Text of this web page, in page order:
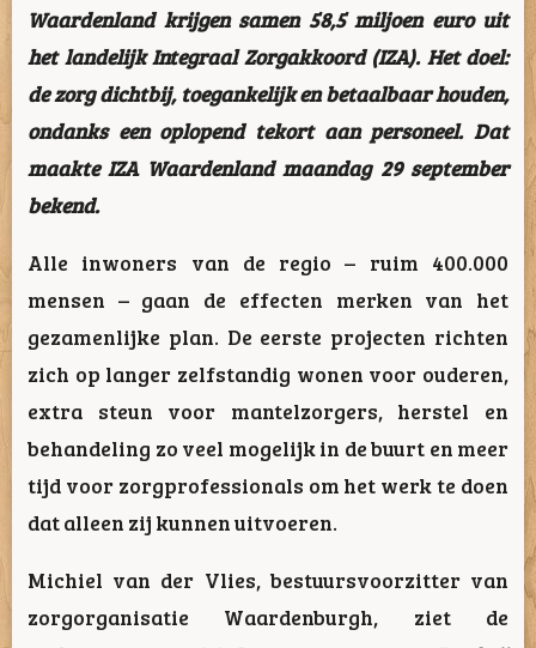
Waardenland krijgen samen 58,5 miljoen euro uit
het landelijk Integraal Zorgakkoord (IZA). Het doel:
de zorg dichtbij, toegankelijk en betaalbaar houden,
ondanks een oplopend tekort aan personeel. Dat
maakte IZA Waardenland maandag 29 september
bekend.
Alle inwoners van de regio – ruim 400.000
mensen – gaan de effecten merken van het
gezamenlijke plan. De eerste projecten richten
zich op langer zelfstandig wonen voor ouderen,
extra steun voor mantelzorgers, herstel en
behandeling zo veel mogelijk in de buurt en meer
tijd voor zorgprofessionals om het werk te doen
dat alleen zij kunnen uitvoeren.
Michiel van der Vlies, bestuursvoorzitter van
zorgorganisatie Waardenburgh, ziet de